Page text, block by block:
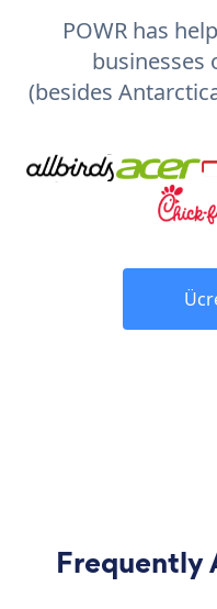
POWR has
businesses
(besides
Frequently